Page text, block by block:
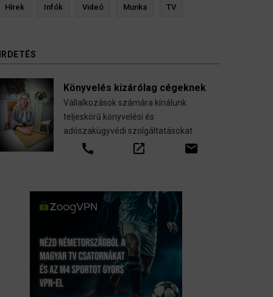
Ressler biztosítási szakértő
Hírek Infók Videó Munka TV
Könyvelés kizárólag cégeknek
Vállalkozások számára kínálunk
teljeskörű könyvelési és
adószakügyvédi szolgáltatásokat
call open_in_new email